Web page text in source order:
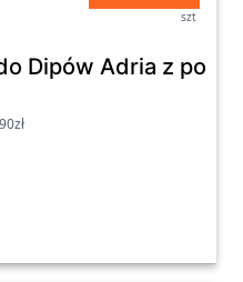
szt
Dipów Adria z